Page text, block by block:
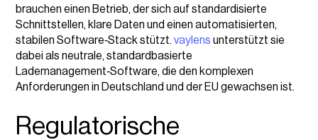
brauchen einen Betrieb, der sich auf standardisierte
Schnittstellen, klare Daten und einen automatisierten,
stabilen Software‑Stack stützt.vaylens unterstützt sie
dabei als neutrale, standardbasierte
Lademanagement‑Software, die den komplexen
Anforderungen in Deutschland und der EU gewachsen ist.
Regulatorische